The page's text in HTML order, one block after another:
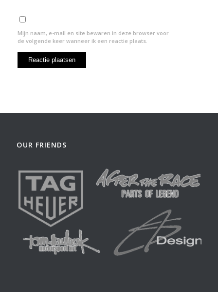
Mijn naam, e-mail en site bewaren in deze browser voor
de volgende keer wanneer ik een reactie plaats.
OUR FRIENDS